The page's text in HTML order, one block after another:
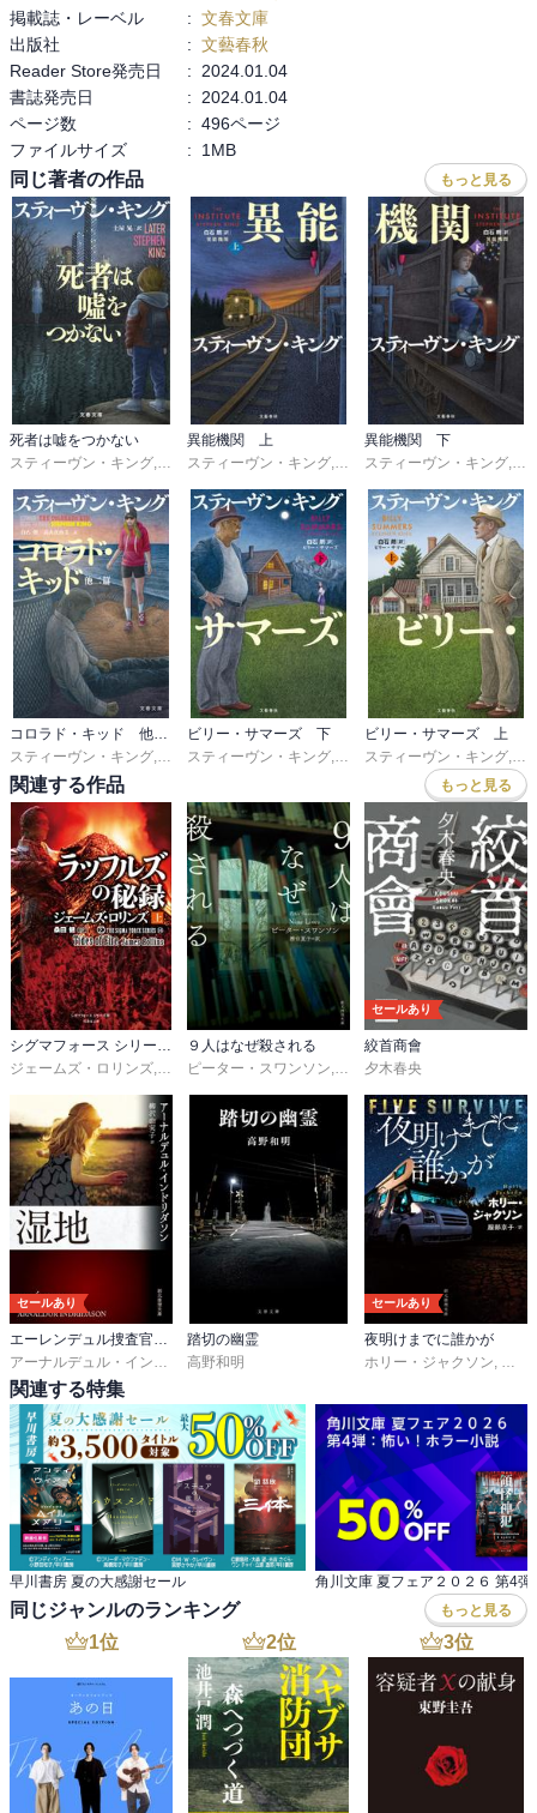
掲載誌・レーベル
: 文春文庫
出版社
: 文藝春秋
Reader Store発売日
:
2024.01.04
書誌発売日
:
2024.01.04
ページ数
: 496ページ
ファイルサイズ
: 1MB
同じ著者の作品 もっと見る
死者は嘘をつかない
スティーヴン・キング, 土屋晃
異能機関 上
スティーヴン・キング, 白石朗
異能機関 下
スティーヴン・キング, 白
スティーヴン・キング
高山真由美,白石朗
ビリー・サマーズ 下
スティーヴン・キング
白石朗
ビリー・サマーズ 上
スティーヴン・キング
関連する作品 もっと見る
シグマフォース シリーズ⑯ ラッフルズの秘録
ジェームズ・ロリンズ, 桑田健
９人はなぜ殺される
ピーター・スワンソン, 務台夏子
セールあり
絞首商會
夕木春央
セールあり
,柳沢由実子
踏切の幽霊
高野和明
セールあり
夜明けまでに誰かが
ホリー・ジャクソン
関連する特集
早川書房 夏の大感謝セール
同じジャンルのランキング もっと見る
1位 2位 3位